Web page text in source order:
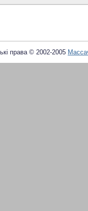
права © 2002-2005